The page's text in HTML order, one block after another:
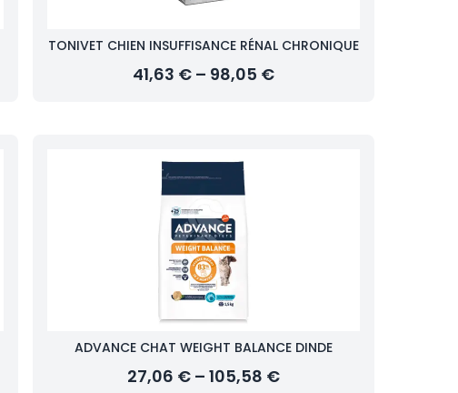
TONIVET CHIEN INSUFFISANCE RÉNAL CHRONIQUE
41,63 € – 98,05 €
ADVANCE CHAT WEIGHT BALANCE DINDE
27,06 € – 105,58 €